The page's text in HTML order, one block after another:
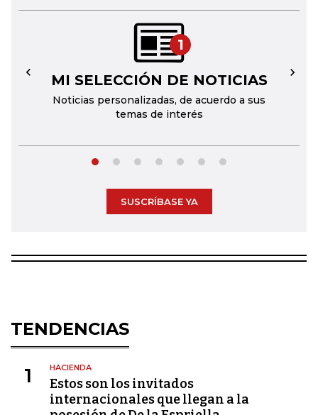
1
MI SELECCIÓN DE NOTICIAS
Noticias personalizadas, de acuerdo a sus
temas de interés
← →
SUSCRÍBASE YA
TENDENCIAS
1 HACIENDA
Estos son los invitados
internacionales que llegan a la